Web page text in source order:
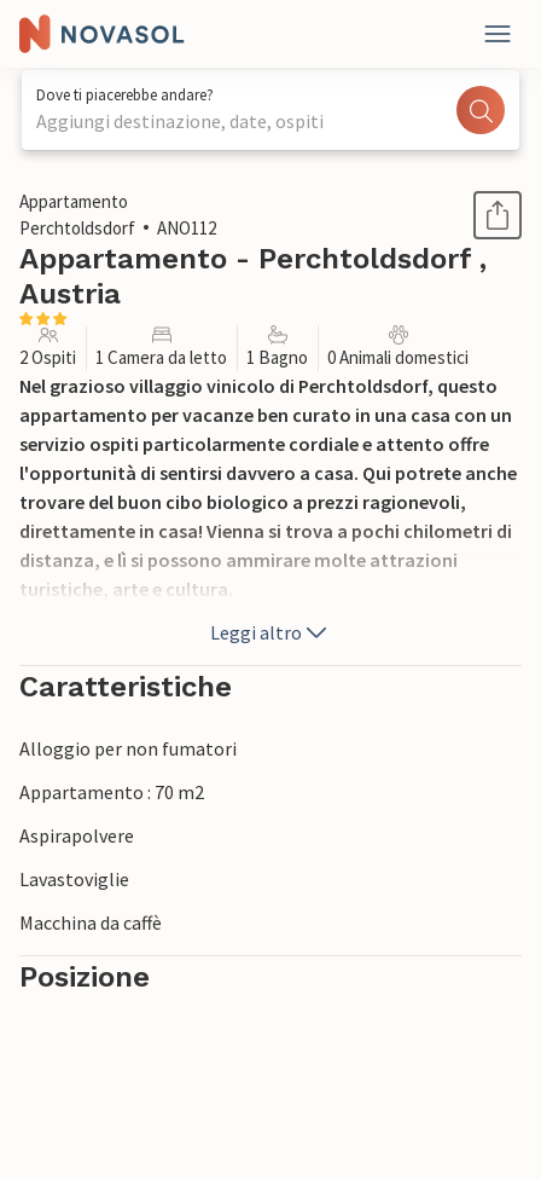
Dove ti piacerebbe andare?
Aggiungi destinazione, date, ospiti
1 / 16
Appartamento
Perchtoldsdorf
ANO112
Appartamento - Perchtoldsdorf ,
Austria
2 Ospiti 1 Camera da letto 1 Bagno 0 Animali domestici
Nel grazioso villaggio vinicolo di Perchtoldsdorf, questo
appartamento per vacanze ben curato in una casa con un
servizio ospiti particolarmente cordiale e attento offre
l'opportunità di sentirsi davvero a casa. Qui potrete anche
trovare del buon cibo biologico a prezzi ragionevoli,
direttamente in casa! Vienna si trova a pochi chilometri di
distanza, e lì si possono ammirare molte attrazioni
turistiche, arte e cultura.
Leggi altro
Caratteristiche
Alloggio per non fumatori
Appartamento : 70 m2
Aspirapolvere
Lavastoviglie
Macchina da caffè
Posizione